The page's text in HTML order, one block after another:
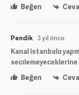
Beğen
Pendik 3 yıl önce
Kanal istanbulu
Beğen